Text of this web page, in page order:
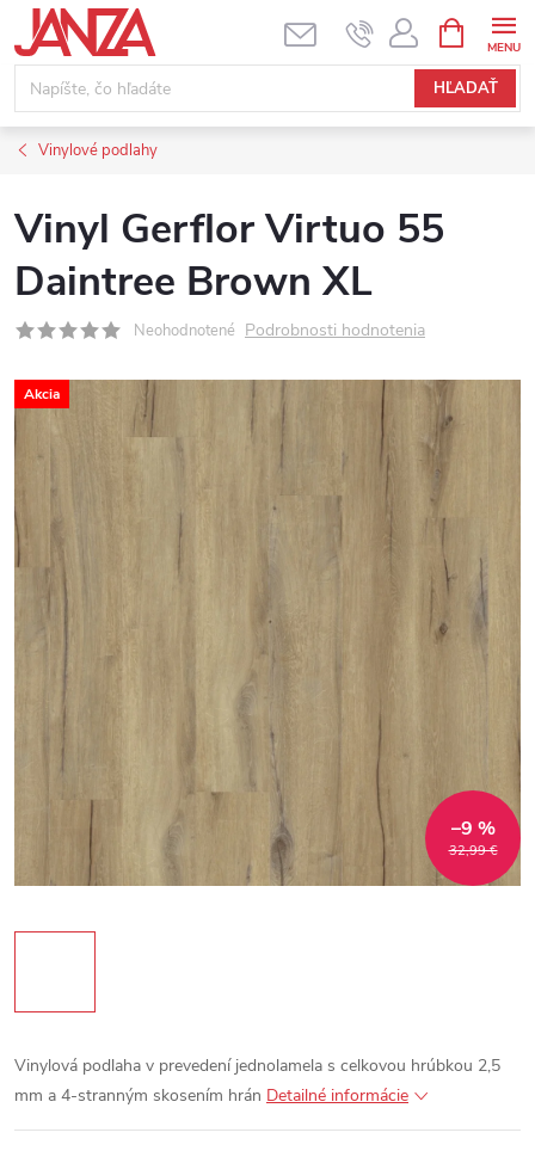
Prejsť na obsah
HĽADAŤ
Vinylové podlahy
Vinyl Gerflor Virtuo 55
Daintree Brown XL
Neohodnotené Podrobnosti hodnotenia
Akcia
32,99 €
–9 %
Vinylová podlaha v prevedení jednolamela s celkovou hrúbkou 2,5
mm a 4-stranným skosením hrán Detailné informácie